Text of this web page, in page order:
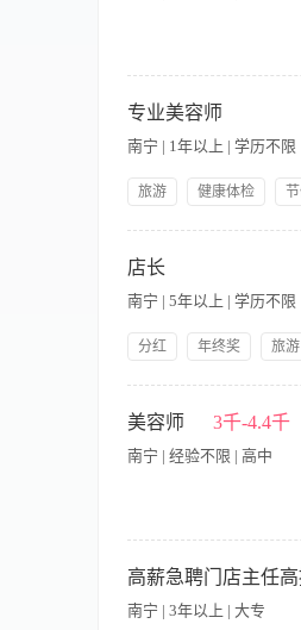
贵宾及常客档案，了解他(
院晨会，完成每天工作流
有美容院工作经验者优先
德； 5、性格开朗乐观，
专业美容师
南宁 | 1年以上 | 学历不限
旅游 健康体检
识和专业技术，不断提高
精神； 综合薪资：5000-
西乡塘区：火炬路4号。
店长
南宁 | 5年以上 | 学历不限
分红 年终奖 旅游
术和销售能力。 3、分析
态，并分析形势，制定对
7、选择优质的产品为顾客
美容师 3千-4.4千
南宁 | 经验不限 | 高中
期建立贵宾及常客档案，
5、参加美容院晨会，完
容师证书者、有美容院工
南宁 | 3年以上 | 大专